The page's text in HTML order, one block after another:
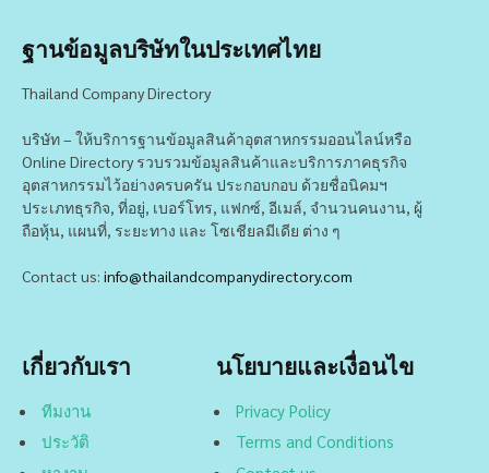
ฐานข้อมูลบริษัทในประเทศไทย
Thailand Company Directory
บริษัท – ให้บริการฐานข้อมูลสินค้าอุตสาหกรรมออนไลน์หรือ
Online Directory รวบรวมข้อมูลสินค้าและบริการภาคธุรกิจ
อุตสาหกรรมไว้อย่างครบครัน ประกอบกอบ ด้วยชื่อนิคมฯ
ประเภทธุรกิจ, ที่อยู่, เบอร์โทร, แฟกซ์, อีเมล์, จำนวนคนงาน, ผู้
ถือหุ้น, แผนที่, ระยะทาง และ โซเชียลมีเดีย ต่าง ๆ
Contact us: info@thailandcompanydirectory.com
เกี่ยวกับเรา
ทีมงาน
ประวัติ
นโยบายและเงื่อนไข
Privacy Policy
Terms and Conditions